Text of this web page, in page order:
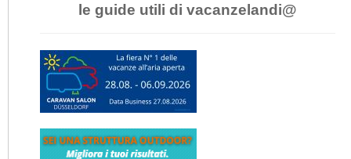
le guide utili di vacanzelandi@